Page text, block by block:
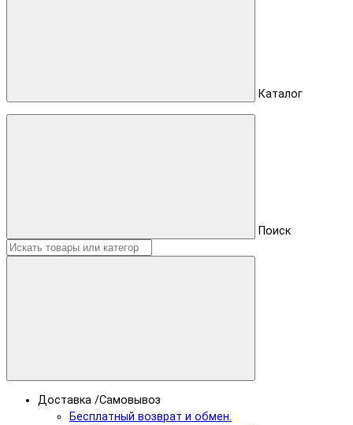
Каталог
Поиск
Доставка /Самовывоз
Бесплатный возврат и обмен.